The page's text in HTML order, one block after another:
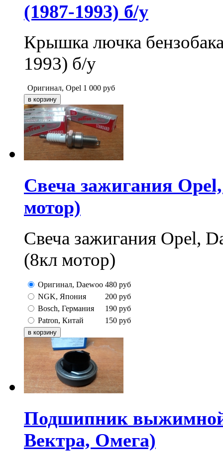
(1987-1993) б/у
Крышка лючка
1993) б/у
Оригинал, Opel 1 000 руб
Свеча зажигания
мотор)
Свеча зажигания Opel,
(8кл мотор)
Оригинал, Daewoo 480 руб
NGK, Япония
200 руб
Bosch, Германия
190 руб
Patron, Китай
150 руб
Подшипник выжимной
Вектра, Омега)